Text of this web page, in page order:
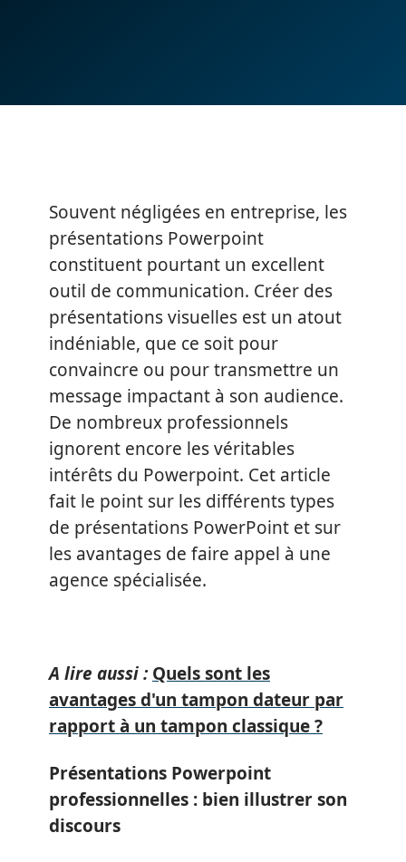
Souvent négligées en entreprise, les
présentations Powerpoint
constituent pourtant un excellent
outil de communication. Créer des
présentations visuelles est un atout
indéniable, que ce soit pour
convaincre ou pour transmettre un
message impactant à son audience.
De nombreux professionnels
ignorent encore les véritables
intérêts du Powerpoint. Cet article
fait le point sur les différents types
de présentations PowerPoint et sur
les avantages de faire appel à une
agence spécialisée.
A lire aussi : Quels sont les
avantages d'un tampon dateur par
rapport à un tampon classique ?
Présentations Powerpoint
professionnelles : bien illustrer son
discours